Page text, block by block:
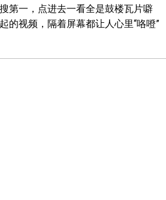
第一，点进去一看全是鼓楼瓦片噼
的视频，隔着屏幕都让人心里“咯噔”